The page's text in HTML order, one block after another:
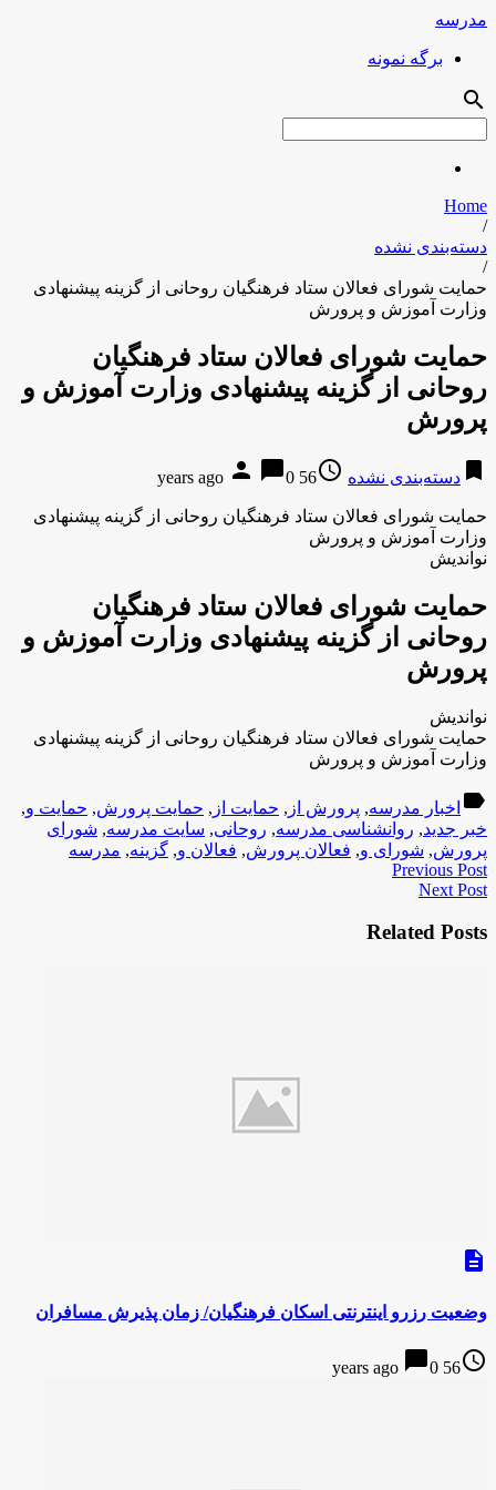
مدرسه
برگه نمونه
search
Home
/
دسته‌بندی نشده
/
حمایت شورای فعالان ستاد فرهنگیان روحانی از گزینه پیشنهادى
وزارت آموزش و پرورش
حمایت شورای فعالان ستاد فرهنگیان
روحانی از گزینه پیشنهادى وزارت آموزش و
پرورش
bookmark دسته‌بندی نشده access_time
56 years ago
person chat_bubble0
حمایت شورای فعالان ستاد فرهنگیان روحانی از گزینه پیشنهادى
وزارت آموزش و پرورش
نواندیش
حمایت شورای فعالان ستاد فرهنگیان
روحانی از گزینه پیشنهادى وزارت آموزش و
پرورش
نواندیش
حمایت شورای فعالان ستاد فرهنگیان روحانی از گزینه پیشنهادى
وزارت آموزش و پرورش
label اخبار مدرسه, پرورش از , حمایت از , حمایت پرورش, حمایت و,
خبر جدید, روانشناسی مدرسه, روحانی, سایت مدرسه, شورای
پرورش, شورای و, فعالان پرورش, فعالان و, گزینه, مدرسه
Previous Post
Next Post
Related Posts
description
وضعیت رزرو اینترنتی اسکان فرهنگیان/ زمان پذیرش مسافران
access_time
56 years ago
chat_bubble0